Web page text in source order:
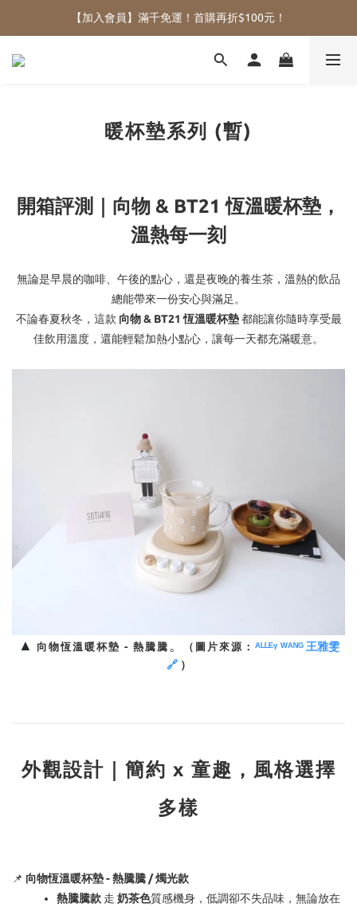
【加入會員】滿千免運！首購再折$100元！
暖杯墊系列 (暫)
開箱評測｜向物 & BT21 恆溫暖杯墊，
溫熱每一刻
無論是早晨的咖啡、午後的點心，還是夜晚的養生茶，溫熱的飲品
總能帶來一份安心與滿足。
不論春夏秋冬，這款 向物 & BT21 恆溫暖杯墊都能讓你隨時享受最
佳飲用溫度，還能輕鬆加熱小點心，讓每一天都充滿暖意。
▲ 向物恆溫暖杯墊 - 熱騰騰 。 （圖片來源： ᴬᴸᴸᴱᵞ ᵂᴬᴺᴳ王雅雯
🔗 ）
外觀設計｜簡約 x 童趣，風格選擇
多樣
📌 向物恆溫暖杯墊 - 熱騰騰 / 燭光款
熱騰騰款 走 奶茶色質感機身，低調卻不失品味，無論放在